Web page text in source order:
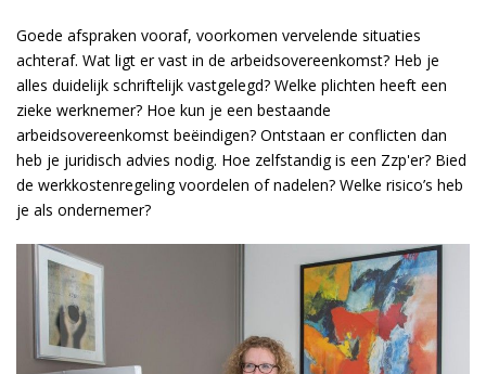
Goede afspraken vooraf, voorkomen vervelende situaties
achteraf. Wat ligt er vast in de arbeidsovereenkomst? Heb je
alles duidelijk schriftelijk vastgelegd? Welke plichten heeft een
zieke werknemer? Hoe kun je een bestaande
arbeidsovereenkomst beëindigen? Ontstaan er conflicten dan
heb je juridisch advies nodig. Hoe zelfstandig is een Zzp'er? Bied
de werkkostenregeling voordelen of nadelen? Welke risico’s heb
je als ondernemer?